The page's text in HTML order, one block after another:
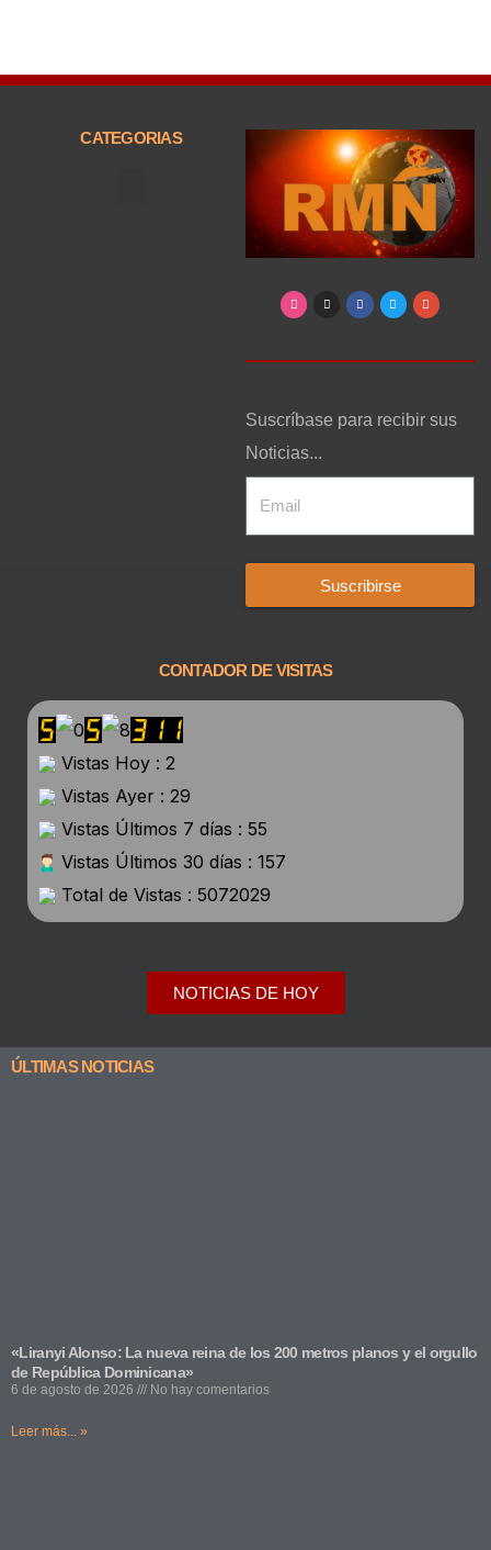
CATEGORIAS
Suscríbase para recibir sus
Noticias...
Suscribirse
CONTADOR DE VISITAS
Vistas Hoy : 2
Vistas Ayer : 29
Vistas Últimos 7 días : 55
Vistas Últimos 30 días : 157
Total de Vistas : 5072029
NOTICIAS DE HOY
ÚLTIMAS NOTICIAS
«Liranyi Alonso: La nueva reina de los 200 metros planos y el orgullo
de República Dominicana»
6 de agosto de 2026 No hay comentarios
Leer más... »